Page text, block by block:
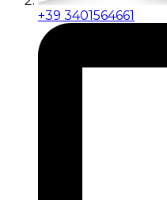
+39 3401564661